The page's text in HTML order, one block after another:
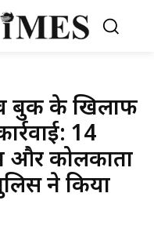
बुक के खिलाफ
14
और कोलकाता
ने किया